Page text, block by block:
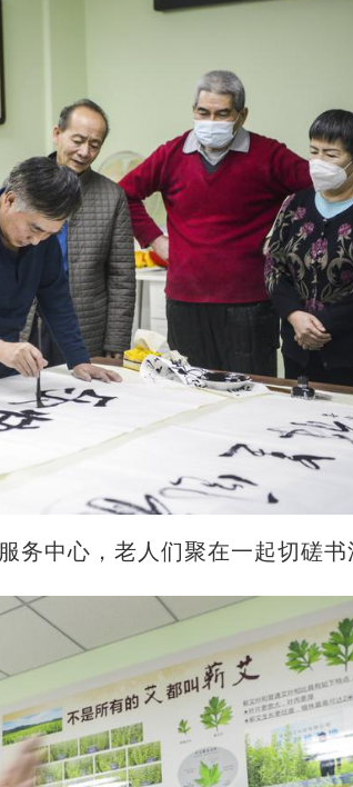
务中心，老人们聚在一起切磋书